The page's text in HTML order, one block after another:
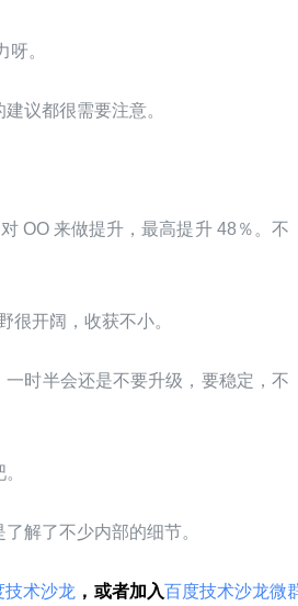
。
议都很需要注意。
OO 来做提升，最高提升 48％。不
很开阔，收获不小。
一时半会还是不要升级，要稳定，不
解了不少内部的细节。
技术沙龙 ，或者加入百度技术沙龙微